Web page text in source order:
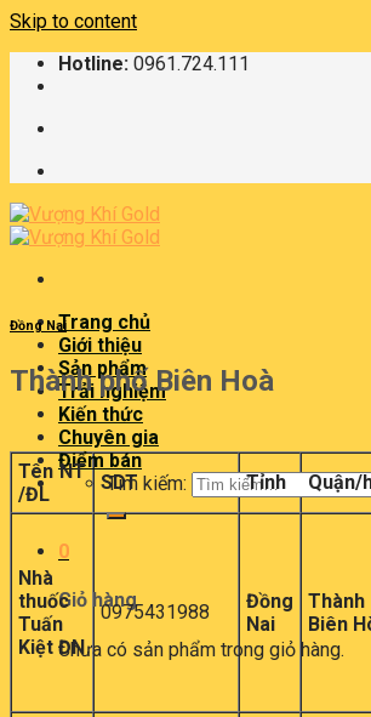
Skip to content
Hotline: 0961.724.111
Trang chủ
Giới thiệu
Sản phẩm
Trải nghiệm
Kiến thức
Chuyên gia
Điểm bán
Tìm kiếm:
0
Giỏ hàng
Chưa có sản phẩm trong giỏ hàng.
Đồng Nai
Thành phố Biên Hoà
Tên NT
/ĐL
SDT Tỉnh Quận/
Nhà
thuốc
Tuấn
Kiệt ĐN
0975431988
Đồng
Nai
Biên